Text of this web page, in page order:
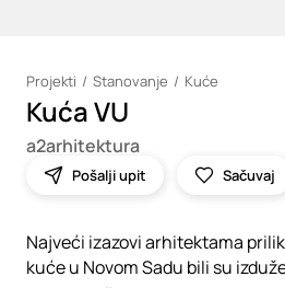
Loading
Projekti Stanovanje Kuće
Kuća VU
a2arhitektura
Pošalji upit Sačuvaj
Najveći izazovi arhitektama
kuće u Novom Sadu bili su